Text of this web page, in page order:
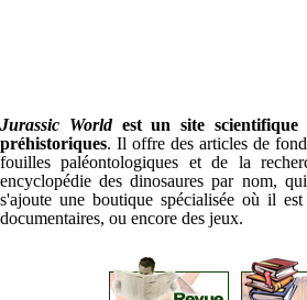
Jurassic Worldest un site scientifique
préhistoriques. Il offre des articles de
fouilles paléontologiques et de la
encyclopédie des dinosaures par nom,
s'ajoute une boutique spécialisée où il
documentaires, ou encore des jeux.